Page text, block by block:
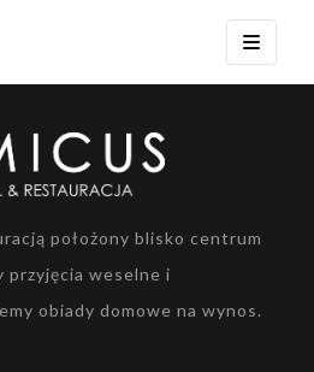
położony blisko centrum
przyjęcia weselne i
obiady domowe na wynos.